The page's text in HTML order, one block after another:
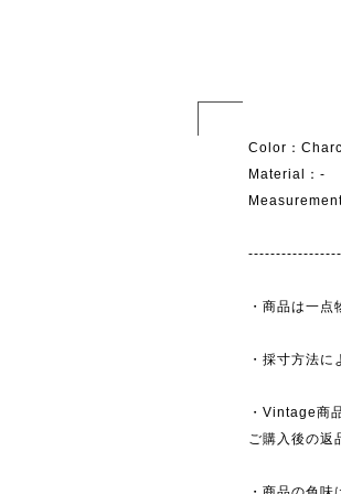
Color：
Material：-
・商品は一
・採寸方法
・Vintage商
ご購入後の返